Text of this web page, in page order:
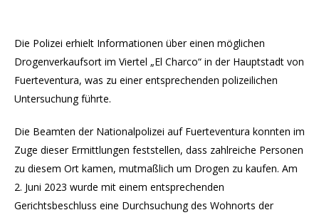
Die Polizei erhielt Informationen über einen möglichen
Drogenverkaufsort im Viertel „El Charco“ in der Hauptstadt von
Fuerteventura, was zu einer entsprechenden polizeilichen
Untersuchung führte.
Die Beamten der Nationalpolizei auf Fuerteventura konnten im
Zuge dieser Ermittlungen feststellen, dass zahlreiche Personen
zu diesem Ort kamen, mutmaßlich um Drogen zu kaufen. Am
2. Juni 2023 wurde mit einem entsprechenden
Gerichtsbeschluss eine Durchsuchung des Wohnorts der